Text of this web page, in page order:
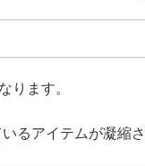
ります。
るアイテムが凝縮さ